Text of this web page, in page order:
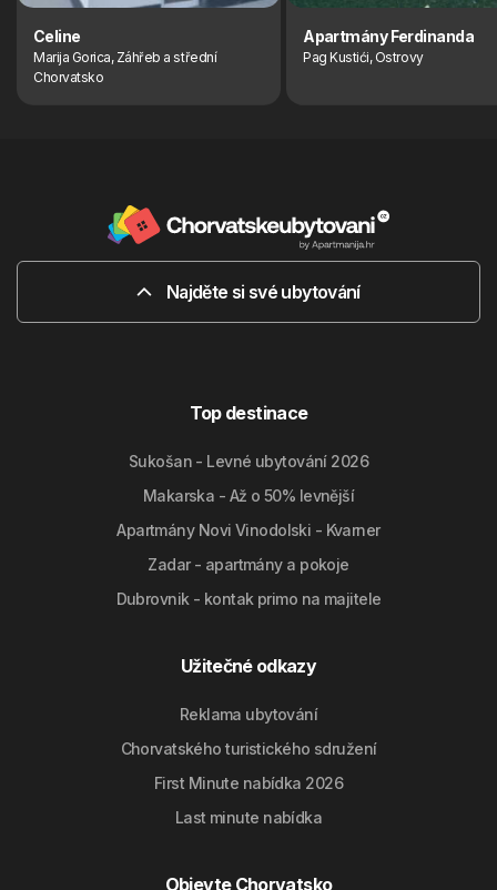
Celine
Marija Gorica, Záhřeb a střední
Chorvatsko
Apartmány Ferdinanda
Pag Kustići, Ostrovy
Najděte si své ubytování
Top destinace
Sukošan - Levné ubytování 2026
Makarska - Až o 50% levnější
Apartmány Novi Vinodolski - Kvarner
Zadar - apartmány a pokoje
Dubrovnik - kontak primo na majitele
Užitečné odkazy
Reklama ubytování
Chorvatského turistického sdružení
First Minute nabídka 2026
Last minute nabídka
Objevte Chorvatsko